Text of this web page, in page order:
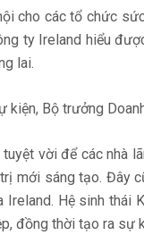
cho các tổ chức
ty Ireland hiểu
lai.
kiện, Bộ trưởng
tuyệt vời để các nhà
mới sáng tạo. Đây
Ireland. Hệ sinh thái
đồng thời tạo ra sự